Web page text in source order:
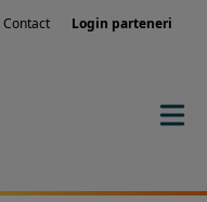
Contact Login parteneri